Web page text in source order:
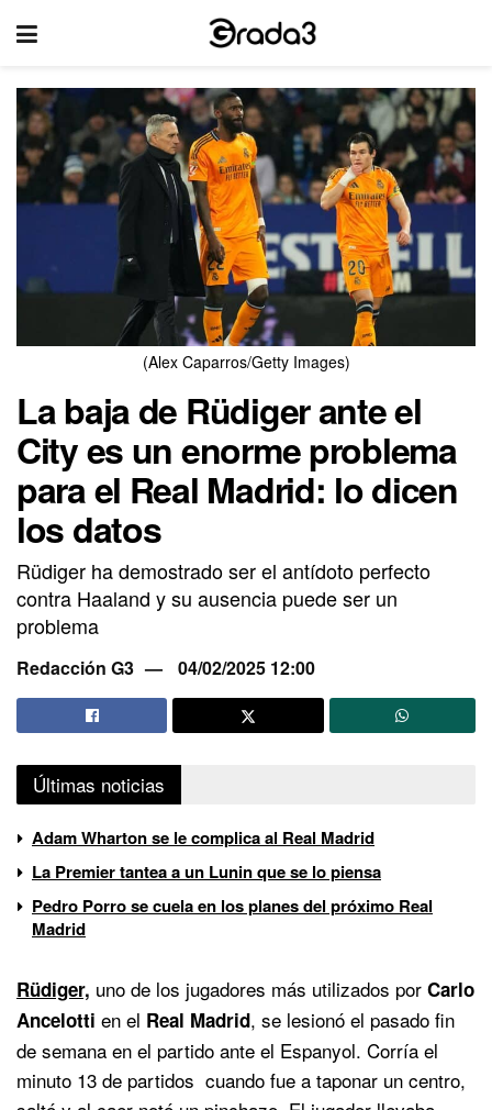
(Alex Caparros/Getty Images)
La baja de Rüdiger ante el
City es un enorme problema
para el Real Madrid: lo dicen
los datos
Rüdiger ha demostrado ser el antídoto perfecto
contra Haaland y su ausencia puede ser un
problema
Redacción G3 04/02/2025 12:00
Últimas noticias
Adam Wharton se le complica al Real Madrid
La Premier tantea a un Lunin que se lo piensa
Pedro Porro se cuela en los planes del próximo Real
Madrid
Rüdiger, uno de los jugadores más utilizados por Carlo
Ancelotti en el Real Madrid, se lesionó el pasado fin
de semana en el partido ante el Espanyol. Corría el
minuto 13 de partidos cuando fue a taponar un centro,